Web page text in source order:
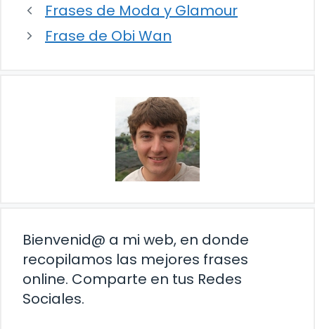
Frases de Moda y Glamour
Frase de Obi Wan
Bienvenid@ a mi web, en donde
recopilamos las mejores frases
online. Comparte en tus Redes
Sociales.